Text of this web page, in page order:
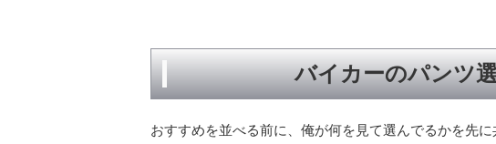
バイカーのパンツ
おすすめを並べる前に、俺が何を見て選んでるかを先